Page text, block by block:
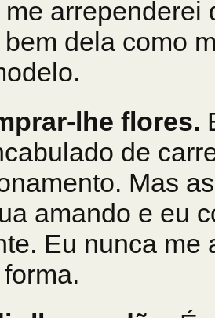
me arrependerei
dela como
lhe flores.
de
Mas
amando e eu
Eu nunca me